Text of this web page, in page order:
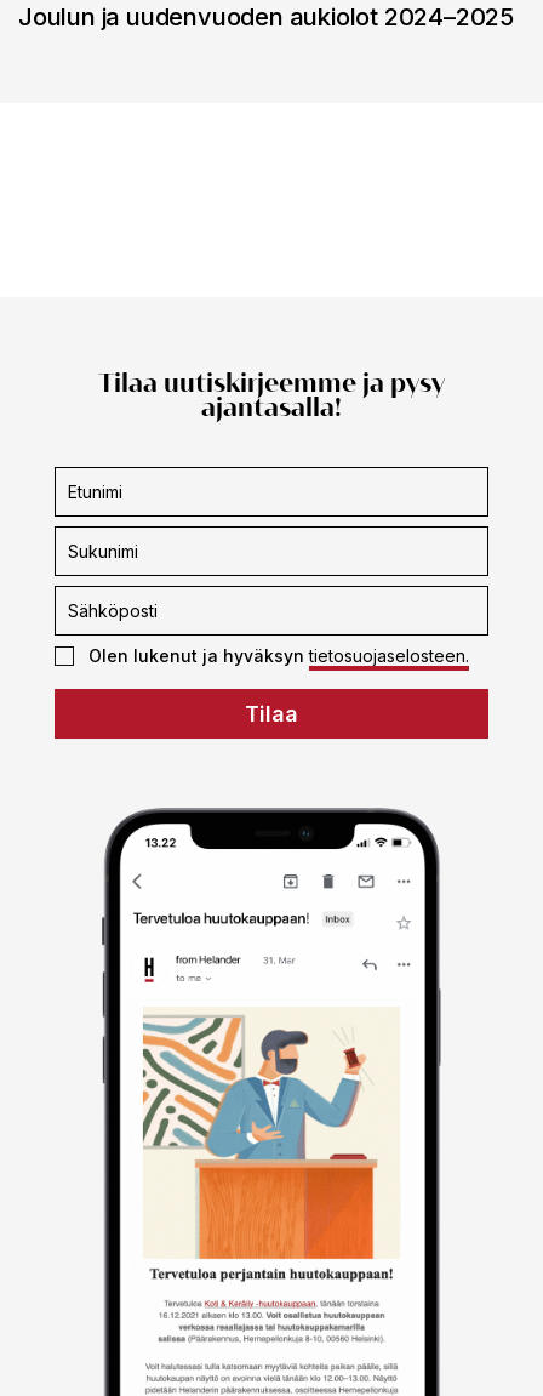
Joulun ja uudenvuoden aukiolot 2024–2025
Tilaa uutiskirjeemme ja pysy
ajantasalla!
Uutiskirjeen
tilaus
Olen lukenut ja hyväksyntietosuojaselosteen.
Tilaa